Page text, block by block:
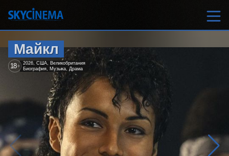
Майкл
18+ 2026, США, Великобритания
Биография, Музыка, Драма